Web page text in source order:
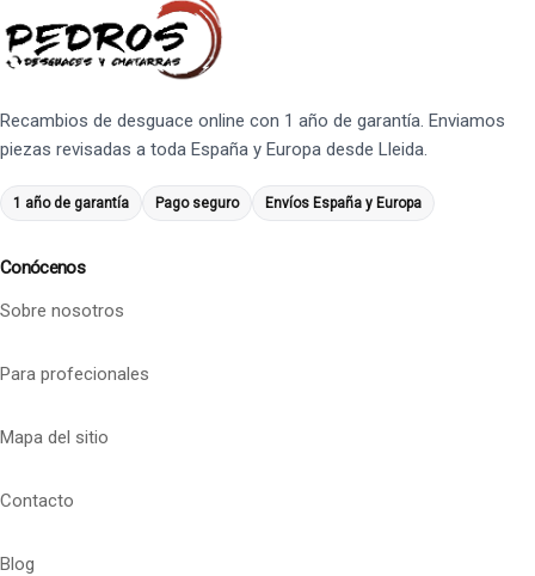
Recambios de desguace online con 1 año de garantía. Enviamos
piezas revisadas a toda España y Europa desde Lleida.
1 año de garantía Pago seguro Envíos España y Europa
Conócenos
Sobre nosotros
Para profecionales
Mapa del sitio
Contacto
Blog